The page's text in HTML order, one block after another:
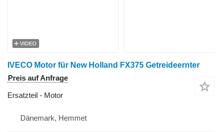
VIDEO
IVECO Motor für New Holland FX375 Getreideernter
Preis auf Anfrage
Ersatzteil - Motor
Dänemark, Hemmet